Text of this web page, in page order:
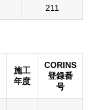
211
施工
年度
CORINS
登録番
号